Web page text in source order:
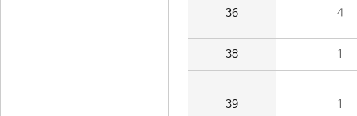
36 4
38 1
39 1